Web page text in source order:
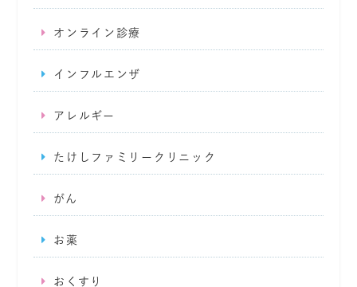
オンライン診療
インフルエンザ
アレルギー
たけしファミリークリニック
がん
お薬
おくすり